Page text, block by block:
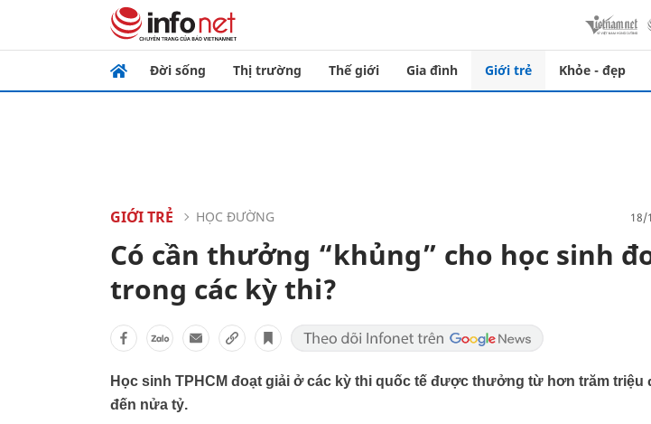
Đời sống Thị trường Thế giới Gia đình Giới trẻ Khỏe - đẹp
GIỚI TRẺ HỌC ĐƯỜNG 18/
Có cần thưởng “khủng” cho học sinh
trong các kỳ thi?
Học sinh TPHCM đoạt giải ở các kỳ thi quốc tế được thưởng từ hơn trăm triệu
đến nửa tỷ.